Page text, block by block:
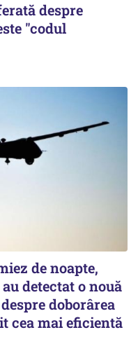
despre
"codul
de noapte,
detectat o nouă
doborârea
cea mai eficientă